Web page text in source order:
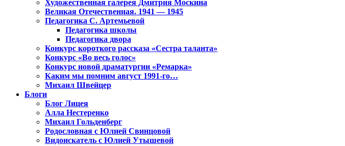
Художественная галерея Дмитрия Москина
Великая Отечественная. 1941 — 1945
Педагогика С. Артемьевой
Педагогика школы
Педагогика двора
Конкурс короткого рассказа «Сестра таланта»
Конкурс «Во весь голос»
Конкурс новой драматургии «Ремарка»
Каким мы помним август 1991-го…
Михаил Швейцер
Блоги
Блог Лицея
Алла Нестеренко
Михаил Гольденберг
Родословная с Юлией Свинцовой
Видоискатель с Юлией Утышевой